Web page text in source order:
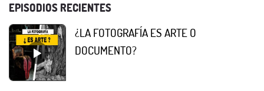
EPISODIOS RECIENTES
¿LA FOTOGRAFÍA ES ARTE O
DOCUMENTO?